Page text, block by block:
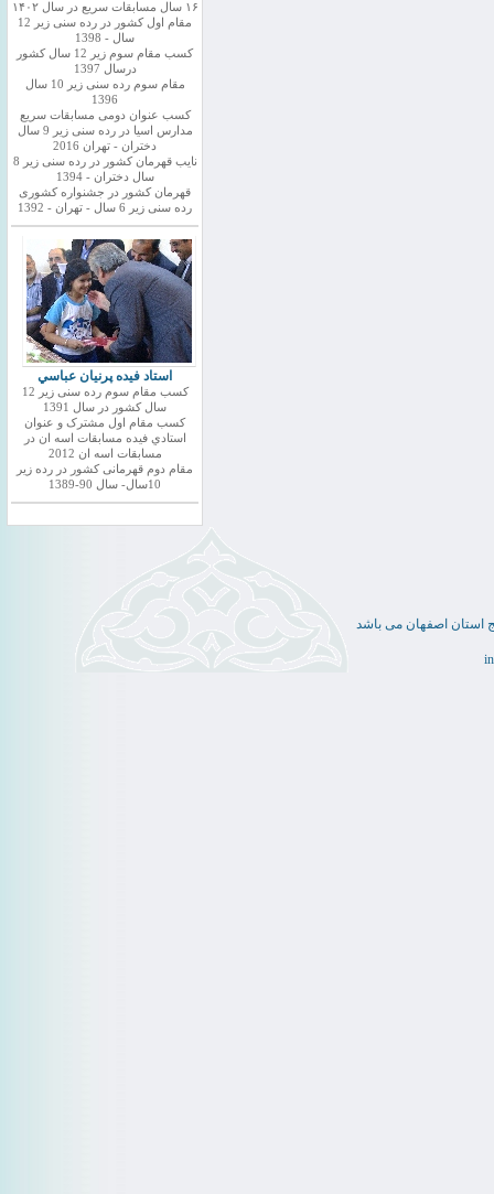
۱۶ سال مسابقات سریع در سال ۱۴۰۲
مقام اول کشور در رده سنی زیر 12
سال - 1398
کسب مقام سوم زیر 12 سال کشور
درسال 1397
مقام سوم رده سنی زیر 10 سال
1396
کسب عنوان دومی مسابقات سریع
مدارس اسیا در رده سنی زیر 9 سال
دختران - تهران 2016
نایب قهرمان کشور در رده سنی زیر 8
سال دختران - 1394
قهرمان کشور در جشنواره کشوری
رده سنی زیر 6 سال - تهران - 1392
استاد فيده پرنيان عباسي
کسب مقام سوم رده سنی زیر 12
سال کشور در سال 1391
کسب مقام اول مشترک و عنوان
استادي فيده مسابقات اسه ان در
مسابقات اسه ان 2012
مقام دوم قهرمانی کشور در رده زیر
10سال- سال 90-1389
استان اصفهان می باشد